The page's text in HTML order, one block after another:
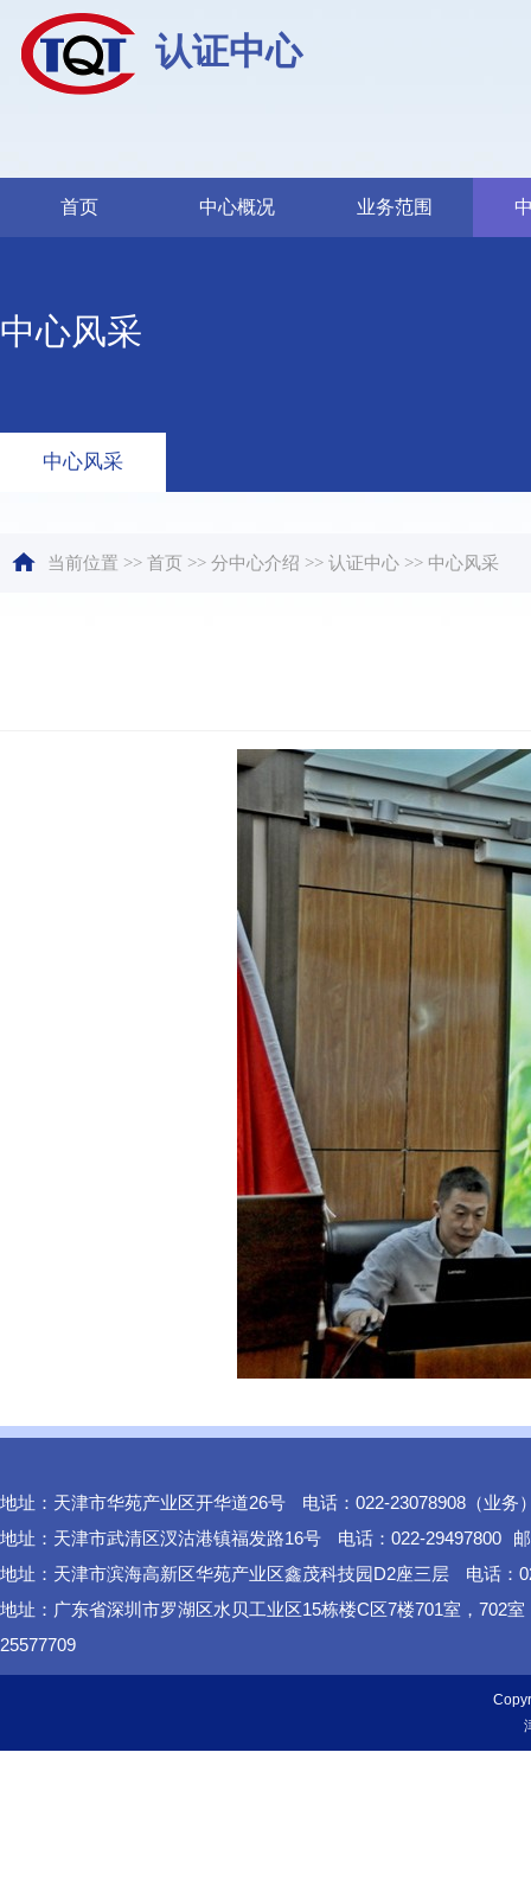
认证中心
首页 中心概况 业务范围
中心风采
中心风采
当前位置 >> 首页 >> 分中心介绍 >> 认证中心 >> 中心风采
地址：天津市华苑产业区开华道26号
电话：022-23078908（业务
地址：天津市武清区汊沽港镇福发路16号
电话：022-29497800
地址：天津市滨海高新区华苑产业区鑫茂科技园D2座三层
电话：
地址：广东省深圳市罗湖区水贝工业区15栋楼C区7楼701室，702
25577709